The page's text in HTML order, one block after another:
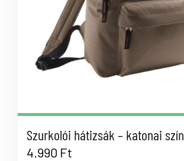
Szurkolói hátizsák – katonai szín
4.990 Ft